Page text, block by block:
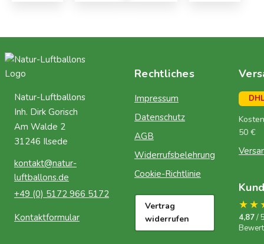
Natur-Luftballons
Inh. Dirk Gorisch
Am Walde 2
31246 Ilsede
kontakt@natur-
luftballons.de
+49 (0) 5172 966 5172
Kontaktformular
Rechtliches
Impressum
Datenschutz
AGB
Widerrufsbelehrung
Cookie-Richtlinie
Vertrag
widerrufen
DHL
50 €
4,87/